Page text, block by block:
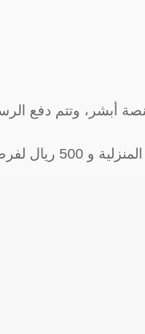
أبشر، وتتم دفع